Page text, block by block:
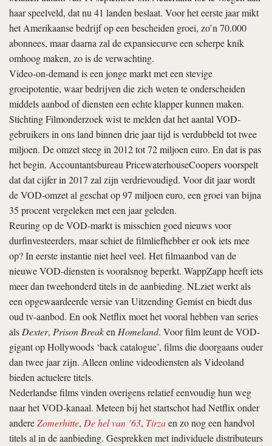
haar speelveld, dat nu 41 landen beslaat. Voor het eerste jaar mikt
het Amerikaanse bedrijf op een bescheiden groei, zo’n 70.000
abonnees, maar daarna zal de expansiecurve een scherpe knik
omhoog maken, zo is de verwachting.
Video-on-demand is een jonge markt met een stevige
groeipotentie, waar bedrijven die zich weten te onderscheiden
middels aanbod of diensten een echte klapper kunnen maken.
Stichting Filmonderzoek wist te melden dat het aantal VOD-
gebruikers in ons land binnen drie jaar tijd is verdubbeld tot twee
miljoen. De omzet steeg in 2012 tot 72 miljoen euro. En dat is pas
het begin. Accountantsbureau PricewaterhouseCoopers voorspelt
dat dat cijfer in 2017 zal zijn verdrievoudigd. Voor dit jaar wordt
de VOD-­omzet al geschat op 97 miljoen euro, een groei van bijna
35 procent vergeleken met een jaar geleden.
Reuring op de VOD-markt is misschien goed nieuws voor
durfinvesteerders, maar schiet de filmliefhebber er ook iets mee
op? In eerste instantie niet heel veel. Het filmaanbod van de
nieuwe VOD-diensten is vooralsnog beperkt. WappZapp heeft iets
meer dan tweehonderd titels in de aanbieding. NLziet werkt als
een opgewaardeerde versie van Uitzending Gemist en biedt dus
oud tv-aanbod. En ook Netflix moet het vooral hebben van series
alsDexter, Prison BreakenHomeland. Voor film leunt de VOD-
gigant op Hollywoods ‘back catalogue’, films die doorgaans ouder
dan twee jaar zijn. Alleen online videodiensten als Video­land
bieden actuelere titels.
Nederlandse films vinden overigens relatief eenvoudig hun weg
naar het VOD-kanaal. Meteen bij het startschot had Netflix onder
andereZomerhitte, De hel van ’63, Tirzaen zo nog een handvol
titels al in de aanbieding. Gesprekken met individuele distributeurs